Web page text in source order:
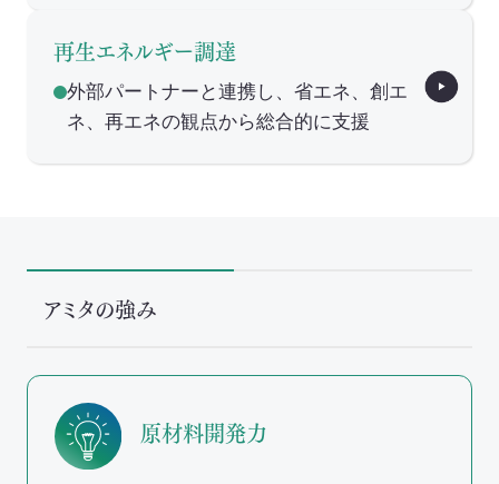
再生エネルギー調達
外部パートナーと連携し、省エネ、創エ
ネ、再エネの観点から総合的に支援
アミタの強み
原材料開発力